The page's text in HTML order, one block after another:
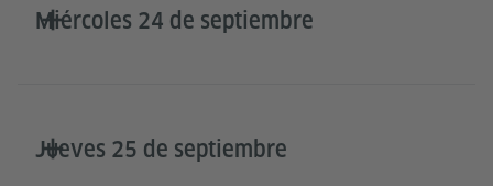
Miércoles 24 de septiembre
Jueves 25 de septiembre